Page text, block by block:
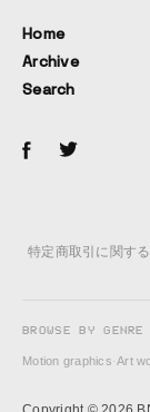
くも激しい群像
Home
Archive
Search
特定商取引に関す
BROWSE BY GENRE
Motion graphics·Art